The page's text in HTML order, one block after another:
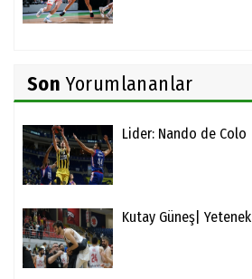
Son Yorumlananlar
Lider: Nando de Colo
Kutay Güneş| Yetenek